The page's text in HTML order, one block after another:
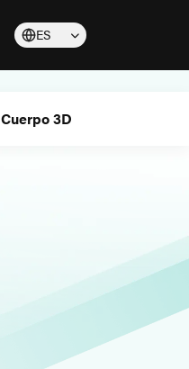
ES
Cuerpo 3D